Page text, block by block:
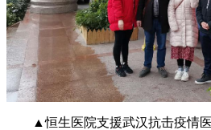
▲恒生医院支援武汉抗击疫情医